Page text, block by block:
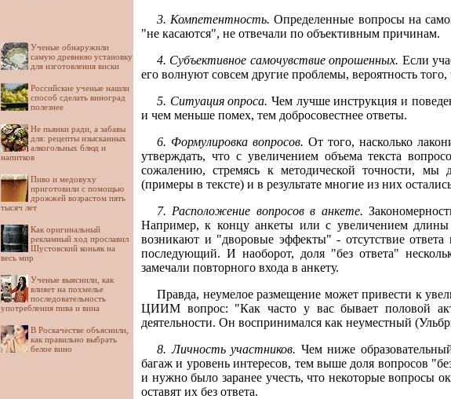
Ученые обнаружили
самую древнюю установку
для изготовления виски
Российские ученые нашли
способ сделать виноград
полезнее
Не пьянки ради, а забавы
для: рецепты изысканных
алкогольных блюд и
напитков
Пиво и медовуху
приготовили с помощью
дрожжей возрастом пять
тысяч лет
Как оригинальный
рекламный ход прославил
Шустовский коньяк на
весь мир
Ученые выяснили, как
влияет на похмелье
последовательность
употребления пива и вина
В Роскачестве объяснили,
как правильно выбрать
белое вино
3. Компетентность. Определенные вопросы на
"не касаются", не отвечали по объективным причинам.
4. Субъективное самочувствие опрошенных. Если
его волнуют совсем другие проблемы, вероятность
5. Ситуация опроса. Чем лучше инструкция и
и чем меньше помех, тем добросовестнее ответы.
6. Формулировка вопросов. От того, насколько
утверждать, что с увеличением объема текста
сожалению, стремясь к методической точности, мы
(примеры в тексте) и в результате многие из них
7. Расположение вопросов в анкете.
Например, к концу анкеты или с увеличением длины
возникают и "дворовые эффекты" - отсутствие
последующий. И наоборот, доля "без ответа"
замечали повторного входа в анкету.
Правда, неумелое размещение может привести к
ЦИИМ вопрос: "Как часто у вас бывает половой
деятельности. Он воспринимался как неуместный
8. Личность участников. Чем ниже
багаж и уровень интересов, тем выше доля вопросов
и нужно было заранее учесть, что некоторые вопросы
оставят их без ответа.